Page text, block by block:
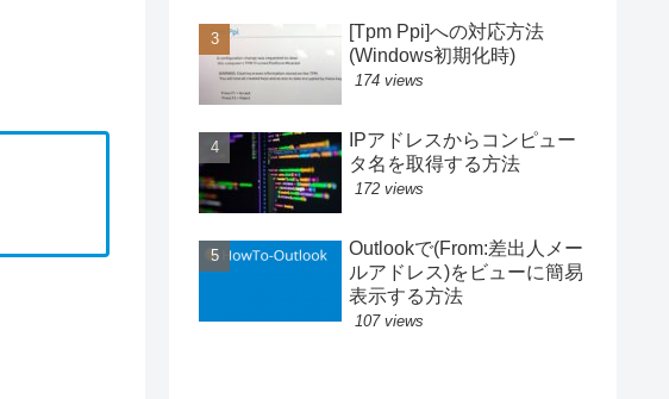
[Tpm Ppi]への対応方法
(Windows初期化時)
174 views
IPアドレスからコンピュー
タ名を取得する方法
172 views
Outlookで(From:差出人メー
ルアドレス)をビューに簡易
表示する方法
107 views